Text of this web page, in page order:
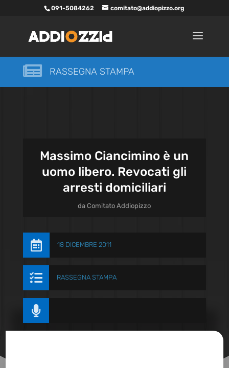
091-5084262 comitato@addiopizzo.org
 RASSEGNA STAMPA
Massimo Ciancimino è un
uomo libero. Revocati gli
arresti domiciliari
daComitato Addiopizzo
 18 DICEMBRE 2011
 RASSEGNA STAMPA
